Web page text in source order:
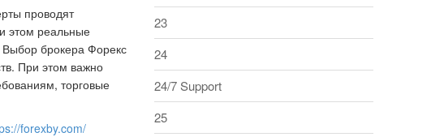
проводят
этом реальные
Выбор брокера Форекс
При этом важно
торговые
forexby.com/
23
24
24/7 Support
25